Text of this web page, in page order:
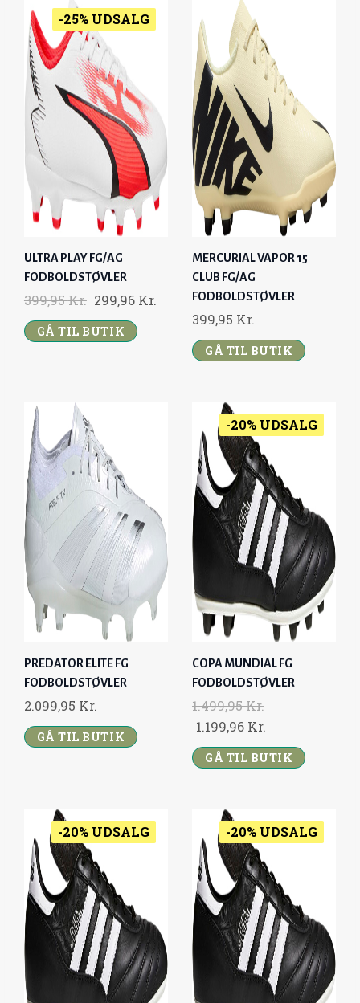
-25% UDSALG
ULTRA PLAY FG/AG
FODBOLDSTØVLER
399,95Kr. O
R
I
A
L
P
R
I
C
E
W
A
S
9
,
9
R
.
.
299,96 Kr.
C
E
:
2
.
GÅ TIL BUTIK
MERCURIAL VAPOR 15
CLUB FG/AG
FODBOLDSTØVLER
399,95 Kr.
GÅ TIL BUTIK
PREDATOR ELITE FG
FODBOLDSTØVLER
2.099,95 Kr.
GÅ TIL BUTIK
-20% UDSALG
COPA MUNDIAL FG
FODBOLDSTØVLER
1.499,95Kr.
O
R
I
P
R
I
C
E
W
1.199,96 Kr.
U
R
N
P
R
I
C
E
I
S
GÅ TIL BUTIK
-20% UDSALG -20% UDSALG